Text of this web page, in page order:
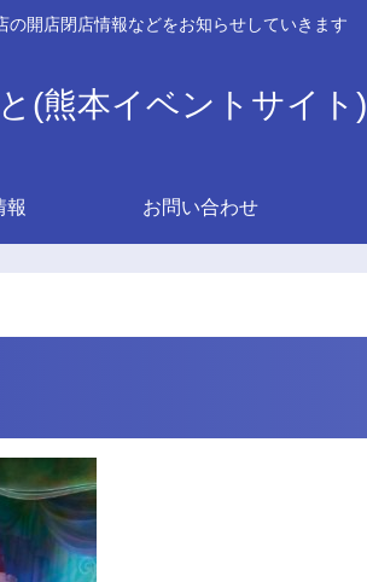
の開店閉店情報などをお知らせしていきます
(熊本イベントサイト)
報 お問い合わせ